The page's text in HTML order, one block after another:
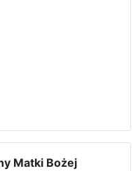
Matki Bożej